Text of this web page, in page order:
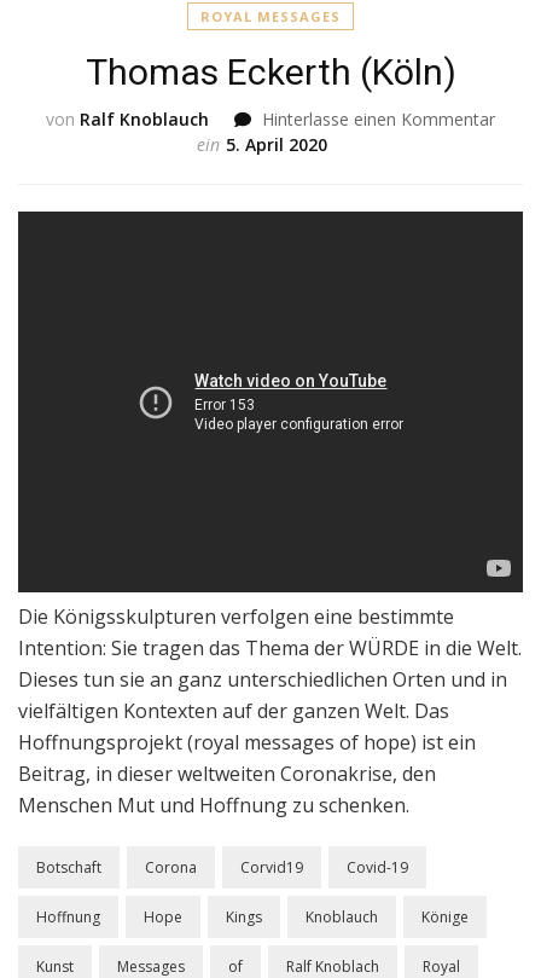
ROYAL MESSAGES
Thomas Eckerth (Köln)
von Ralf Knoblauch
ein 5. April 2020
Hinterlasse einen Kommentar
Die Königsskulpturen verfolgen eine bestimmte
Intention: Sie tragen das Thema der WÜRDE in die Welt.
Dieses tun sie an ganz unterschiedlichen Orten und in
vielfältigen Kontexten auf der ganzen Welt. Das
Hoffnungsprojekt (royal messages of hope) ist ein
Beitrag, in dieser weltweiten Coronakrise, den
Menschen Mut und Hoffnung zu schenken.
Botschaft Corona Corvid19 Covid-19
Hoffnung Hope Kings Knoblauch Könige
Kunst Messages of Ralf Knoblach Royal